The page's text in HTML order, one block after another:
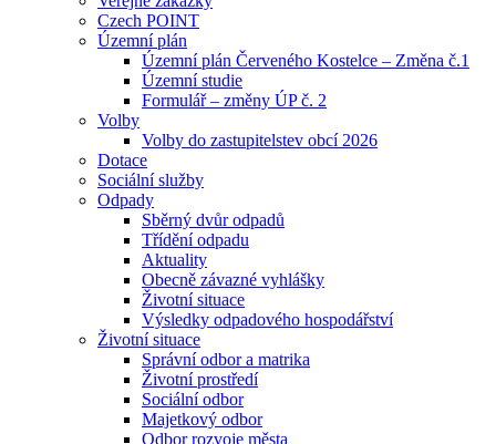
Czech POINT
Územní plán
Územní plán Červeného Kostelce – Změna č.1
Územní studie
Formulář – změny ÚP č. 2
Volby
Volby do zastupitelstev obcí 2026
Dotace
Sociální služby
Odpady
Sběrný dvůr odpadů
Třídění odpadu
Aktuality
Obecně závazné vyhlášky
Životní situace
Výsledky odpadového hospodářství
Životní situace
Správní odbor a matrika
Životní prostředí
Sociální odbor
Majetkový odbor
Odbor rozvoje města